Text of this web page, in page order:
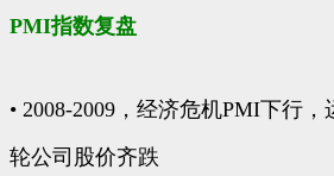
PMI指数复盘
• 2008-2009，经济危机PMI下行
轮公司股价齐跌